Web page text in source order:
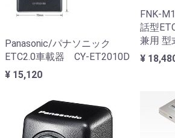
Panasonic/パナソニック
ETC2.0車載器 CY-ET2010D
¥ 15,120
FNK-
話型
兼用 型
¥